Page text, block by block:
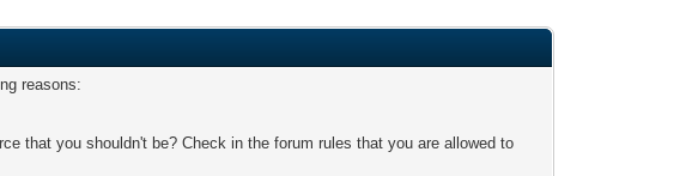
reasons:
that you shouldn't be? Check in the forum rules that you are allowed to